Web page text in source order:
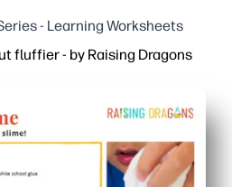
- Learning Worksheets
fluffier - by Raising Dragons